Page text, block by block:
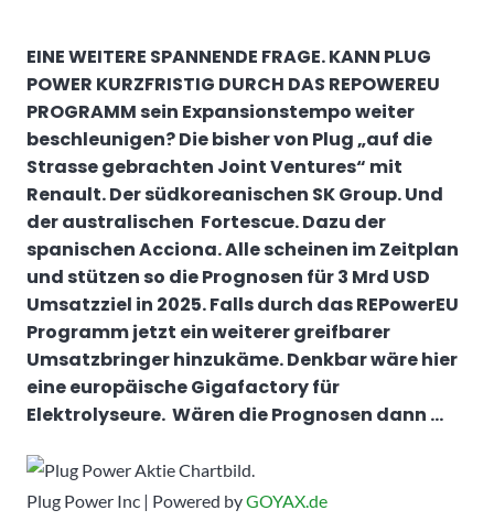
EINE WEITERE SPANNENDE FRAGE. KANN PLUG
POWER KURZFRISTIG DURCH DAS REPOWEREU
PROGRAMM sein Expansionstempo weiter
beschleunigen? Die bisher von Plug „auf die
Strasse gebrachten Joint Ventures“ mit
Renault. Der südkoreanischen SK Group. Und
der australischen Fortescue. Dazu der
spanischen Acciona. Alle scheinen im Zeitplan
und stützen so die Prognosen für 3 Mrd USD
Umsatzziel in 2025. Falls durch das REPowerEU
Programm jetzt ein weiterer greifbarer
Umsatzbringer hinzukäme. Denkbar wäre hier
eine europäische Gigafactory für
Elektrolyseure. Wären die Prognosen dann …
Plug Power Inc | Powered byGOYAX.de